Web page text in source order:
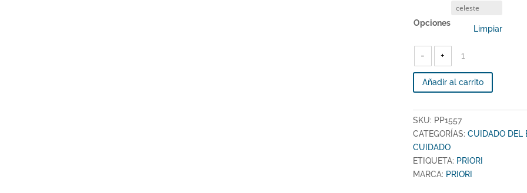
Opciones
Limpiar
-
CUIDADOS
CON
ESTUCHE
SET
+
Añadir al carrito
SKU: PP1557
CATEGORÍAS: CUIDADO DEL
CUIDADO
ETIQUETA: PRIORI
MARCA: PRIORI